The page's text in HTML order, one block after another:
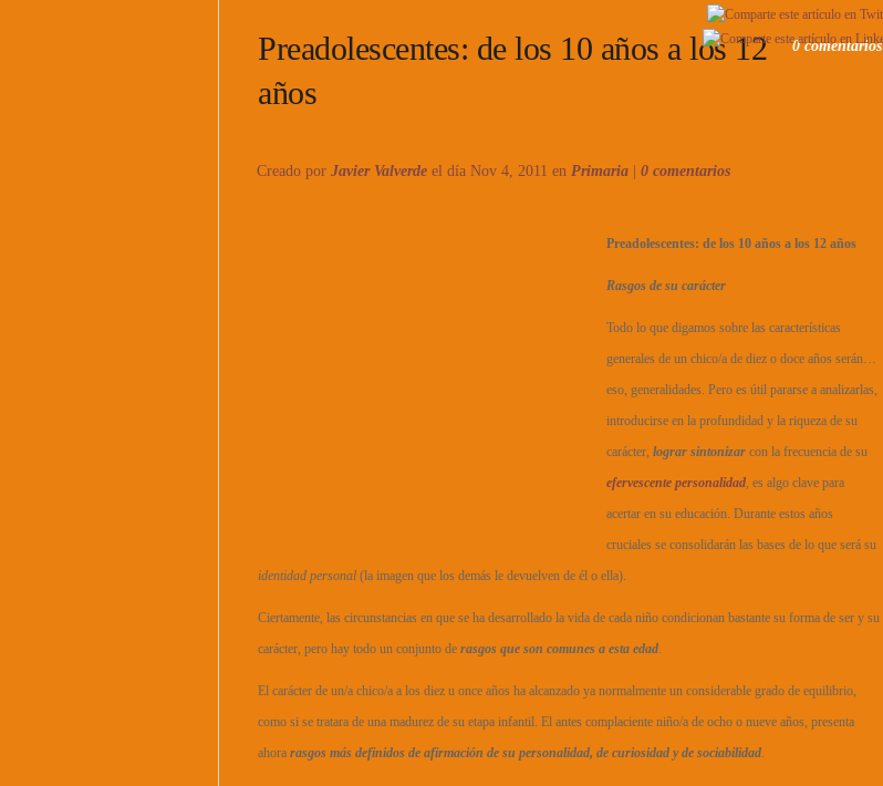
Preadolescentes: de los 10 años a los 12
años
0 comentarios
Creado por Javier Valverde el día Nov 4, 2011 en Primaria 0 comentarios
Preadolescentes: de los 10 años a los 12 años
Rasgos de su carácter
Todo lo que digamos sobre las características
generales de un chico/a de diez o doce años serán…
eso, generalidades. Pero es útil pararse a analizarlas,
introducirse en la profundidad y la riqueza de su
carácter, lograr sintonizar con la frecuencia de su
efervescente personalidad, es algo clave para
acertar en su educación. Durante estos años
cruciales se consolidarán las bases de lo que será su
identidad personal (la imagen que los demás le devuelven de él o ella).
Ciertamente, las circunstancias en que se ha desarrollado la vida de cada niño condicionan bastante su forma de ser y su
carácter, pero hay todo un conjunto de rasgos que son comunes a esta edad.
El carácter de un/a chico/a a los diez u once años ha alcanzado ya normalmente un considerable grado de equilibrio,
como si se tratara de una madurez de su etapa infantil. El antes complaciente niño/a de ocho o nueve años, presenta
ahora rasgos más definidos de afirmación de su personalidad, de curiosidad y de sociabilidad.